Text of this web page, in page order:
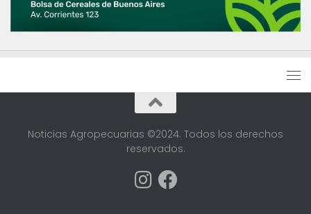
Noticias Agropecuarias ©2024. Todos los derechos
reservados.